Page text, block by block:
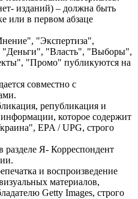
изданий) – должна быть
или в первом абзаце
"Экспертиза",
"Деньги", "Власть", "Выборы",
"Промо" публикуются на
совместно с
републикация и
информации, которое содержит
EPA / UPG, строго
разделе Я- Корреспондент
и воспроизведение
материалов,
Getty Images, строго